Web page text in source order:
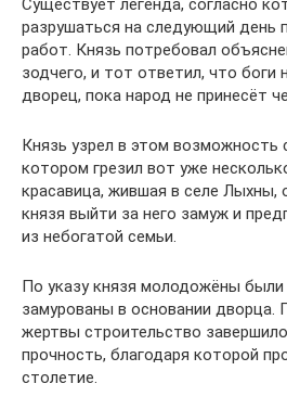
разрушаться на следующий день
работ. Князь потребовал
зодчего, и тот ответил, что боги
дворец, пока народ не принесёт
Князь узрел в этом
котором грезил вот уже
красавица, жившая в селе Лыхны,
князя выйти за него замуж и
из небогатой семьи.
По указу князя молодожёны были
замурованы в основании дворца.
жертвы строительство
прочность, благодаря которой
столетие.